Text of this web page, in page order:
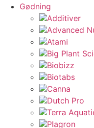
Gødning
Additiver
Advanced
Atami
Big Plant
Biobizz
Biotabs
Canna
Dutch Pro
Terra
Plagron